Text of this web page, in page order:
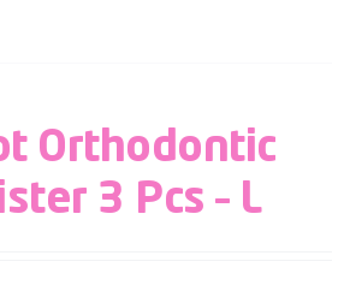
Orthodontic
3 Pcs – L